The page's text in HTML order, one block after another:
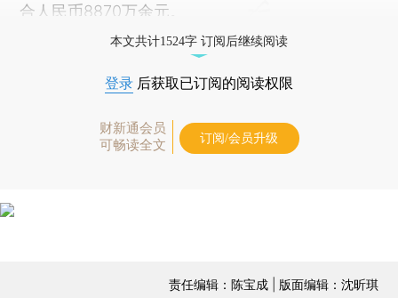
合人民币8870万余元。
本文共计1524字 订阅后继续阅读
登录 后获取已订阅的阅读权限
财新通会员
可畅读全文
订阅/会员升级
责任编辑：陈宝成 | 版面编辑：沈昕琪